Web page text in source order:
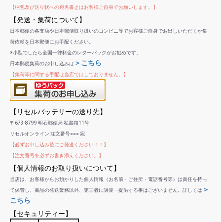
【梱包及び送り状への宛名書きはお客様ご自身でお願いします。】
【発送・集荷について】
日本郵便の各支店や日本郵便取り扱いのコンビニ等でお客様ご自身でお出しいただくか集
荷依頼を日本郵便にお手配ください。
※小型でしたら全国一律料金のレターパックがお勧めです。
日本郵便集荷のお申し込みは ＞こちら
【集荷等に関する手配は当店ではしておりません。】
【リセルバッテリーの送り先】
〒673-8799 明石郵便局 私書箱11号
リセルオンライン 注文番号○○○ 宛
【必ずお申し込み後にご発送ください！！】
【注文番号を必ずお書き添えください。】
【個人情報のお取り扱いについて】
当店は、お客様からお預かりした個人情報（お名前・ご住所・電話番号等）は責任を持っ
て保管し、商品の発送業務以外、第三者に譲渡・提供する事はございません。詳しくは ＞
こちら
【セキュリティー】